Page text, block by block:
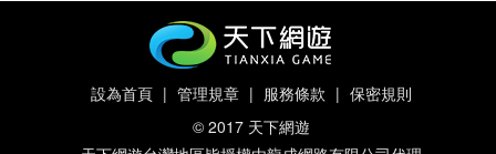
當前擁有票數：
設為首頁 | 管理規章 | 服務條款 | 保密規則
© 2017 天下網遊